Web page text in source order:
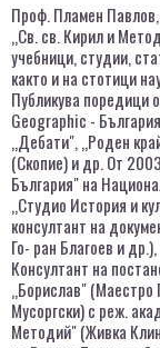
Проф. Пламен
„Св. св. Кирил и
учебници, студии,
както и на стотици
Публикува поредици
Geographic -
„Дебати", „Роден
(Скопие) и др. От
България" на
„Студио История и
консултант на
Го- ран Благоев и
Консултант на
„Борислав" (Маестро
Мусоргски) с реж.
Методий" (Живка